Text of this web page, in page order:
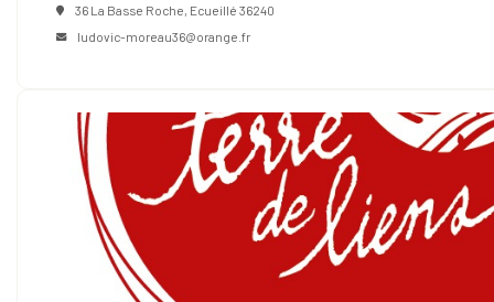
36 La Basse Roche, Ecueillé 36240
ludovic-moreau36@orange.fr